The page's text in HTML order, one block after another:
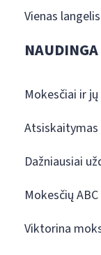
Vienas
NAUDINGA
Mokesčiai ir
Atsiskaitymas
Dažniausiai
Mokesčių ABC
Viktorina